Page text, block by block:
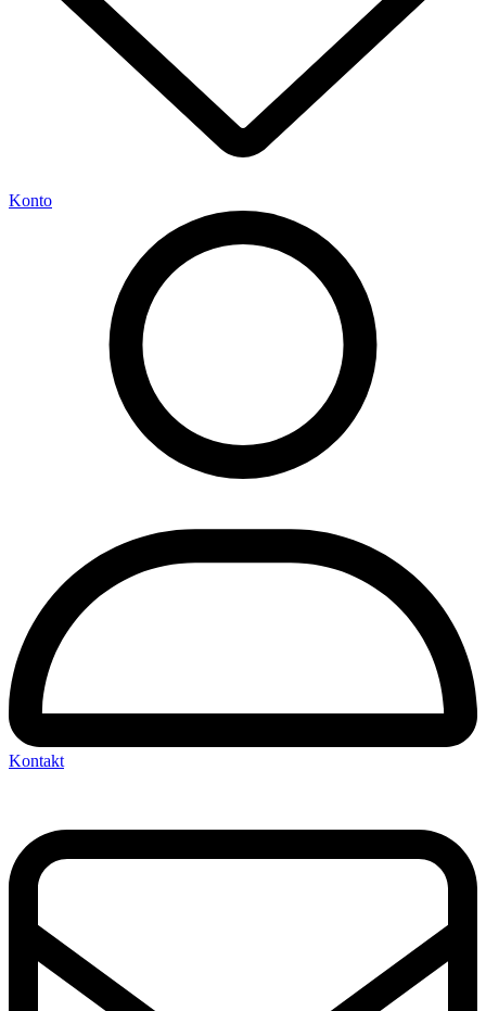
Konto
Kontakt